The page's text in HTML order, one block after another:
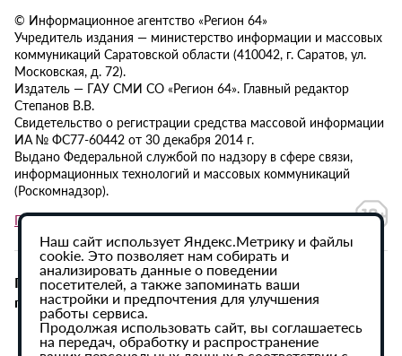
© Информационное агентство «Регион 64»
Учредитель издания — министерство информации и массовых
коммуникаций Саратовской области (410042, г. Саратов, ул.
Московская, д. 72).
Издатель — ГАУ СМИ СО «Регион 64». Главный редактор
Степанов В.В.
Свидетельство о регистрации средства массовой информации
ИА № ФС77-60442 от 30 декабря 2014 г.
Выдано Федеральной службой по надзору в сфере связи,
информационных технологий и массовых коммуникаций
(Роскомнадзор).
Политика в отношении обработки персональных данных
При использовании материалов сайта активная
гиперссылка на ИА «Регион 64» обязательна.
Наш сайт использует Яндекс.Метрику и файлы
cookie. Это позволяет нам собирать и
анализировать данные о поведении
посетителей, а также запоминать ваши
настройки и предпочтения для улучшения
работы сервиса.
Продолжая использовать сайт, вы соглашаетесь
на передач, обработку и распространение